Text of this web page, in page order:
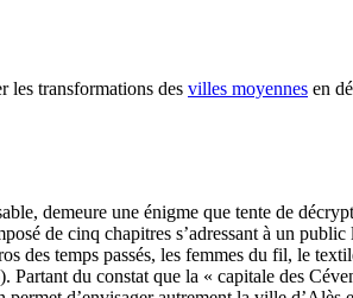
les transformations des villes moyennes en
demeure une énigme que tente de
de cinq chapitres s’adressant à un
des temps passés, les femmes du fil, le
du constat que la « capitale des